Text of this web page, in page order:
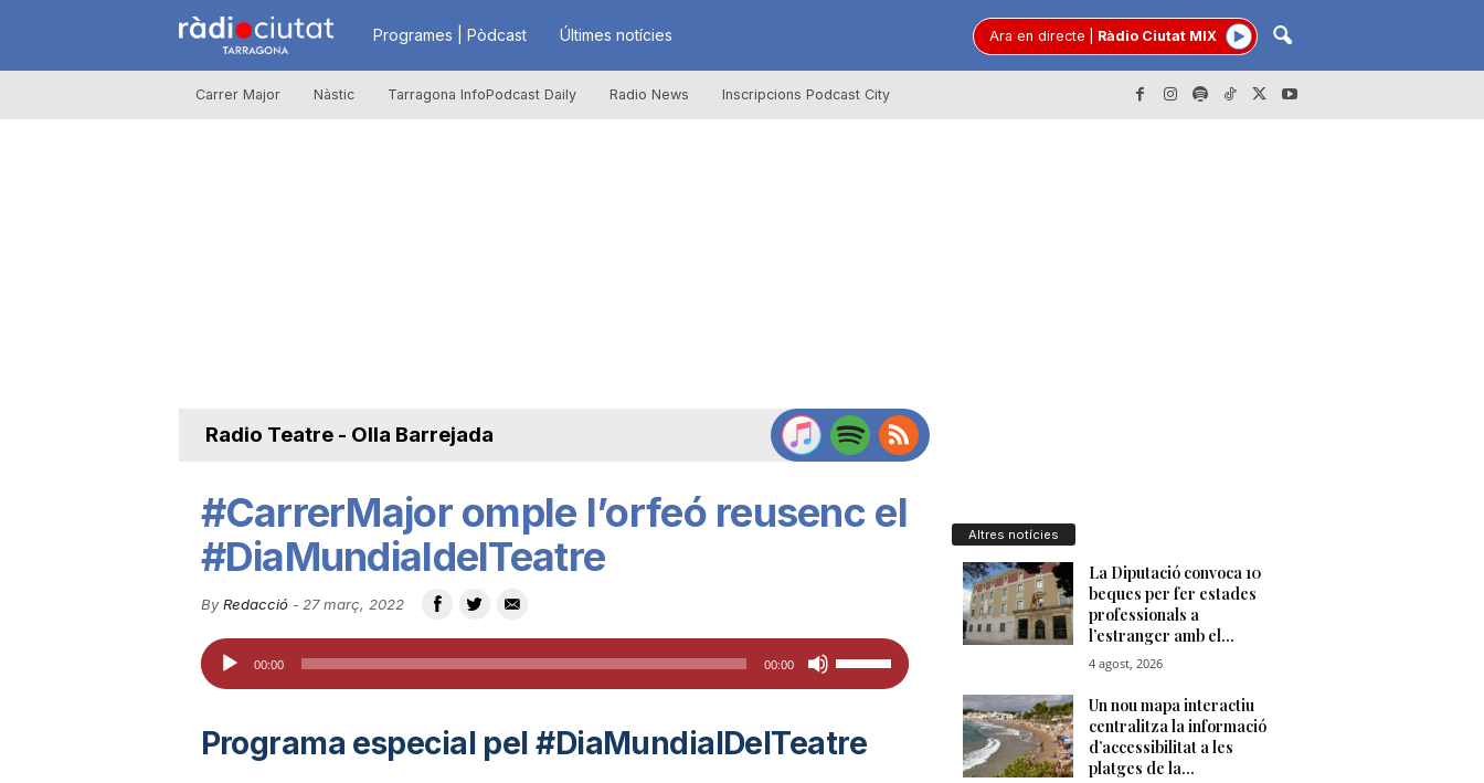
R
à
u
t
a
t
Programes | Pòdcast Últimes notícies Ara en directe Ràdio Ciutat MIX
Carrer Major Nàstic Tarragona InfoPodcast Daily Radio News Inscripcions Podcast City
Radio Teatre - Olla Barrejada
#CarrerMajor omple l’orfeó reusenc el
#DiaMundialdelTeatre
By Redacció- 27 març, 2022
Reproductor
d'àudio
00:00 00:00
Feu
servir
tecles
Programa especial pel #DiaMundialDelTeatre
Altres notícies